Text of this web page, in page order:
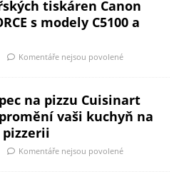
tiskáren Canon
s modely C5100 a
Komentáře nejsou povolené
na pizzu Cuisinart
promění vaši kuchyň na
Komentáře nejsou povolené